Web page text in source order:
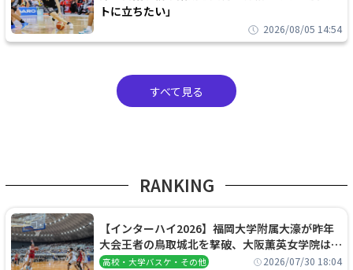
トに立ちたい」
2026/08/05 14:54
すべて見る
RANKING
【インターハイ2026】福岡大学附属大濠が昨年
大会王者の鳥取城北を撃破、大阪薫英女学院は岐
阜女子に完勝、大会3日目試合結果
高校・大学バスケ・その他 2026/07/30 18:04